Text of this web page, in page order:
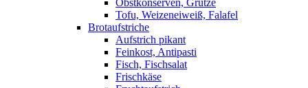
Obstkonserven, Grütze
Tofu, Weizeneiweiß, Falafel
Brotaufstriche
Aufstrich pikant
Feinkost, Antipasti
Fisch, Fischsalat
Frischkäse